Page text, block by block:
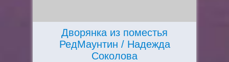
Дворянка из поместья
РедМаунтин / Надежда
Соколова